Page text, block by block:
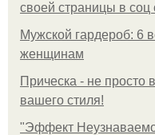
своей страницы в соц
Мужской гардероб: 6
женщинам
Прическа - не
вашего стиля!
"Эффект